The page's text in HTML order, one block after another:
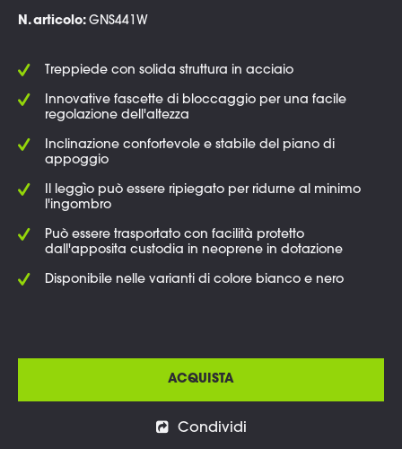
N. articolo: GNS441W
Treppiede con solida struttura in acciaio
Innovative fascette di bloccaggio per una facile
regolazione dell'altezza
Inclinazione confortevole e stabile del piano di
appoggio
Il leggìo può essere ripiegato per ridurne al minimo
l'ingombro
Può essere trasportato con facilità protetto
dall'apposita custodia in neoprene in dotazione
Disponibile nelle varianti di colore bianco e nero
ACQUISTA
Condividi